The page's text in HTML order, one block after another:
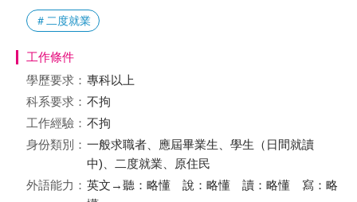
＃二度就業
工作條件
學歷要求： 專科以上
科系要求： 不拘
工作經驗： 不拘
身份類別： 一般求職者、應屆畢業生、學生（日間就讀
中)、二度就業、原住民
外語能力： 英文→聽：略懂 說：略懂 讀：略懂 寫：略